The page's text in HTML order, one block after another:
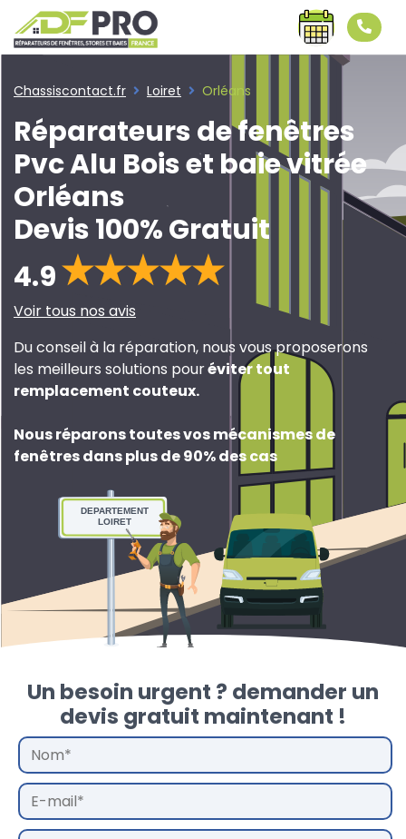
Chassiscontact.fr Loiret Orléans
Réparateurs de fenêtres
Pvc Alu Bois et baie vitrée
Orléans
Devis 100% Gratuit
4.9
Voir tous nos avis
Du conseil à la réparation, nous vous proposerons
les meilleurs solutions pouréviter tout
remplacement couteux.
Nous réparons toutes vos mécanismes de
fenêtres dans plus de 90% des cas
DEPARTEMENT
LOIRET
Un besoin urgent ? demander un
devis gratuit maintenant !